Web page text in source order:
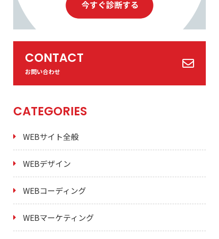
CONTACT
お問い合わせ
CATEGORIES
WEBサイト全般
WEBデザイン
WEBコーディング
WEBマーケティング